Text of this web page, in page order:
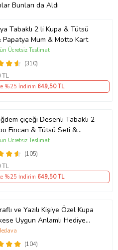
Bunları da Aldı
Tabaklı 2 li Kupa & Tütsü
Papatya Mum & Motto Kart
(310)
Ücretsiz Teslimat
TL
%25 İndirim 649,50 TL
çiçeği Desenli Tabaklı 2
Fincan & Tütsü Seti &
Papatya Mum &
(105)
Ücretsiz Teslimat
TL
%25 İndirim 649,50 TL
ve Yazılı Kişiye Özel Kupa
Uygun Anlamlı Hediye
Baskılı Kupa (Beyaz)
(104)